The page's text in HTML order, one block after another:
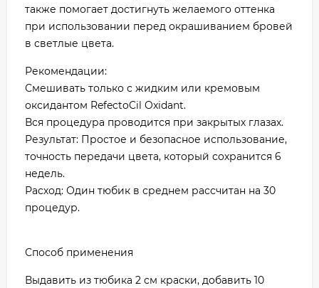
также помогает достигнуть желаемого оттенка
при использовании перед окрашиванием бровей
в светлые цвета.
Рекомендации:
Смешивать только с жидким или кремовым
оксидантом RefectoCil Oxidant.
Вся процедура проводится при закрытых глазах.
Результат: Простое и безопасное использование,
точность передачи цвета, который сохранится 6
недель.
Расход: Один тюбик в среднем рассчитан на 30
процедур.
Способ применения
Выдавить из тюбика 2 см краски, добавить 10